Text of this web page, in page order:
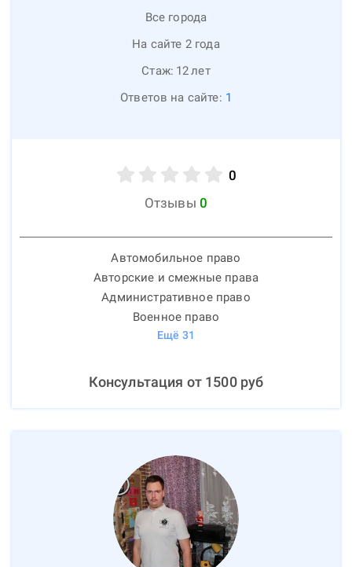
Все города
На сайте 2 года
Стаж: 12лет
Ответов на сайте: 1
0
Отзывы 0
Автомобильное право
Авторские и смежные права
Административное право
Военное право
Ещё 31
Консультация от 1500руб